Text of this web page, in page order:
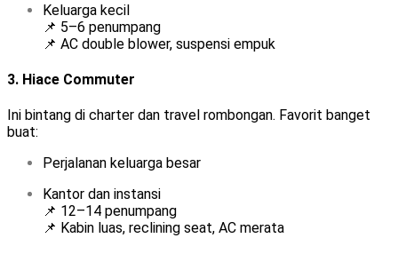
Keluarga kecil
📌 5–6 penumpang
📌 AC double blower, suspensi empuk
3. Hiace Commuter
Ini bintang di charter dan travel rombongan. Favorit banget
buat:
Perjalanan keluarga besar
Kantor dan instansi
📌 12–14 penumpang
📌 Kabin luas, reclining seat, AC merata